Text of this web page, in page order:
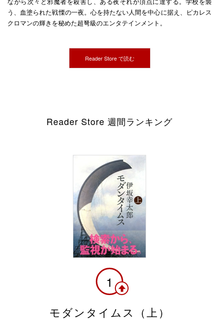
う、血塗られた戦慄の一夜。心を持たない人間を中心に据え、ピカレス
クロマンの輝きを秘めた超弩級のエンタテインメント。
Reader Store で読む
Reader Store 週間ランキング
1
モダンタイムス（上）